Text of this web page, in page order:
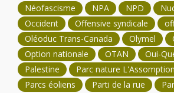
Néofascisme
NPA NPD
Occident
Offensive syndicale
Oléoduc Trans-Canada
Olymel
Option nationale
OTAN
Oui-
Palestine
Parc nature L'Assomption
Parcs éoliens
Parti de la rue